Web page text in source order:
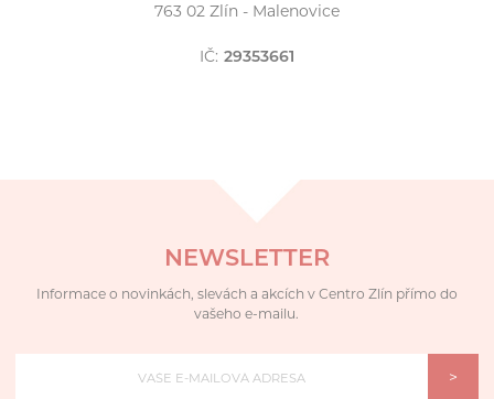
763 02 Zlín - Malenovice
IČ: 29353661
NEWSLETTER
Informace o novinkách, slevách a akcích v Centro Zlín přímo do
vašeho e-mailu.
>